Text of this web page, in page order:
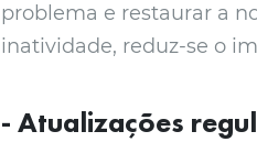
problema e restaurar a
inatividade, reduz-se o
- Atualizações